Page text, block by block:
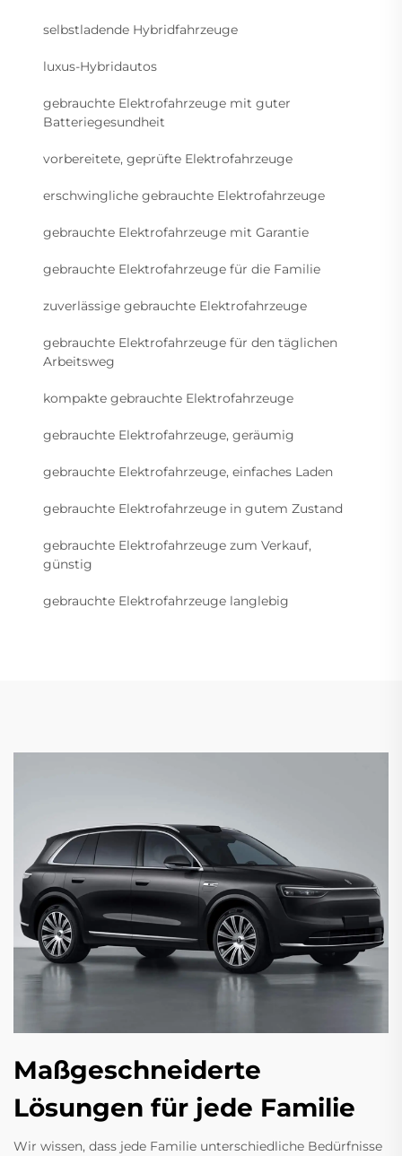
selbstladende Hybridfahrzeuge
luxus-Hybridautos
gebrauchte Elektrofahrzeuge mit guter
Batteriegesundheit
vorbereitete, geprüfte Elektrofahrzeuge
erschwingliche gebrauchte Elektrofahrzeuge
gebrauchte Elektrofahrzeuge mit Garantie
gebrauchte Elektrofahrzeuge für die Familie
zuverlässige gebrauchte Elektrofahrzeuge
gebrauchte Elektrofahrzeuge für den täglichen
Arbeitsweg
kompakte gebrauchte Elektrofahrzeuge
gebrauchte Elektrofahrzeuge, geräumig
gebrauchte Elektrofahrzeuge, einfaches Laden
gebrauchte Elektrofahrzeuge in gutem Zustand
gebrauchte Elektrofahrzeuge zum Verkauf,
günstig
gebrauchte Elektrofahrzeuge langlebig
Maßgeschneiderte
Lösungen für jede Familie
Wir wissen, dass jede Familie unterschiedliche Bedürfnisse